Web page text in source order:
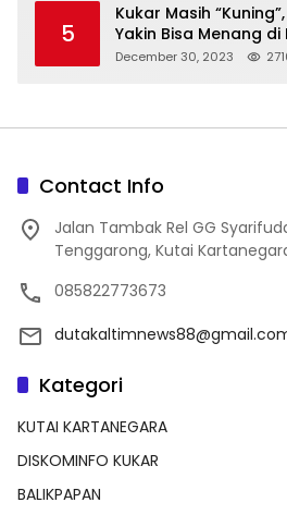
5
Kukar Masih
Yakin Bisa Menang di
December 30, 2023
Contact Info
Jalan Tambak Rel GG
Tenggarong, Kutai
085822773673
Kategori
KUTAI KARTANEGARA
DISKOMINFO KUKAR
BALIKPAPAN